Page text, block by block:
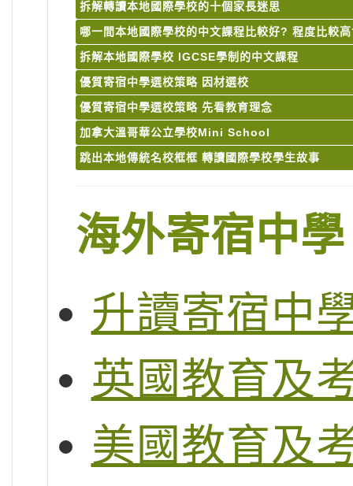
拆解轉讀本地國際學校的十個家長迷思
哪一間本地國際學校的中文課程比較好? 程度比較
拆解本地國際學校 IGCSE學制的中文課程
優質寄宿中學選校策略 因材選校
優質寄宿中學選校策略 先看教育理念
加拿大溫哥華公立學校Mini School
跳出本地傳統名校框框 轉讀國際學校學生故事
海外寄宿中學
升讀寄宿中
英國教育及
美國教育及